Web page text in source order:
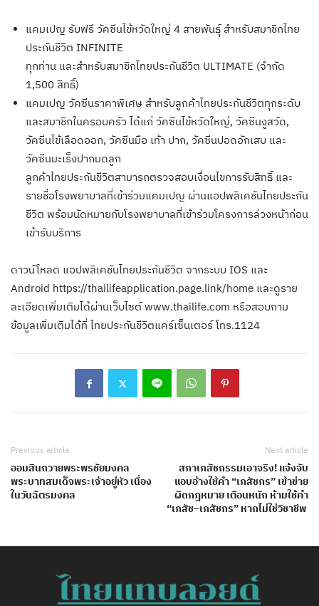
แคมเปญ รับฟรี วัคซีนไข้หวัดใหญ่ 4 สายพันธุ์ สำหรับสมาชิกไทย
ประกันชีวิต INFINITE
ทุกท่าน และสำหรับสมาชิกไทยประกันชีวิต ULTIMATE (จำกัด
1,500 สิทธิ์)
แคมเปญ วัคซีนราคาพิเศษ สำหรับลูกค้าไทยประกันชีวิตทุกระดับ
และสมาชิกในครอบครัว ได้แก่ วัคซีนไข้หวัดใหญ่, วัคซีนงูสวัด,
วัคซีนไข้เลือดออก, วัคซีนมือ เท้า ปาก, วัคซีนปอดอักเสบ และ
วัคซีนมะเร็งปากมดลูก
ลูกค้าไทยประกันชีวิตสามารถตรวจสอบเงื่อนไขการรับสิทธิ์ และ
รายชื่อโรงพยาบาลที่เข้าร่วมแคมเปญ ผ่านแอปพลิเคชันไทยประกัน
ชีวิต พร้อมนัดหมายกับโรงพยาบาลที่เข้าร่วมโครงการล่วงหน้าก่อน
เข้ารับบริการ
ดาวน์โหลด แอปพลิเคชันไทยประกันชีวิต จากระบบ IOS และ
Android https://thailifeapplication.page.link/home และดูราย
ละเอียดเพิ่มเติมได้ผ่านเว็บไซต์ www.thailife.com หรือสอบถาม
ข้อมูลเพิ่มเติมได้ที่ ไทยประกันชีวิตแคร์เซ็นเตอร์ โทร.1124
Previous article
ออมสินถวายพระพรชัยมงคล
พระบาทสมเด็จพระเจ้าอยู่หัว เนื่อง
ในวันฉัตรมงคล
Next article
สภาเภสัชกรรมเอาจริง! แจ้งจับ
แอบอ้างใช้คำ “เภสัชกร” เข้าข่าย
ผิดกฎหมาย เตือนหนัก ห้ามใช้คำ
“เภสัช–เภสัชกร” หากไม่ใช่วิชาชีพ